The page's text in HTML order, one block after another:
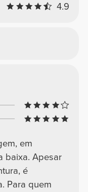
4.9
em
baixa. Apesar
é
Para quem